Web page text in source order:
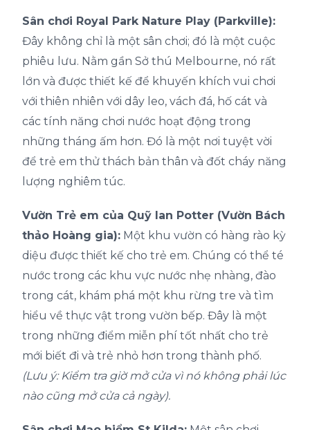
Sân chơi Royal Park Nature Play (Parkville):
Đây không chỉ là một sân chơi; đó là một cuộc
phiêu lưu. Nằm gần Sở thú Melbourne, nó rất
lớn và được thiết kế để khuyến khích vui chơi
với thiên nhiên với dây leo, vách đá, hố cát và
các tính năng chơi nước hoạt động trong
những tháng ấm hơn. Đó là một nơi tuyệt vời
để trẻ em thử thách bản thân và đốt cháy năng
lượng nghiêm túc.
Vườn Trẻ em của Quỹ Ian Potter (Vườn Bách
thảo Hoàng gia): Một khu vườn có hàng rào kỳ
diệu được thiết kế cho trẻ em. Chúng có thể té
nước trong các khu vực nước nhẹ nhàng, đào
trong cát, khám phá một khu rừng tre và tìm
hiểu về thực vật trong vườn bếp. Đây là một
trong những điểm miễn phí tốt nhất cho trẻ
mới biết đi và trẻ nhỏ hơn trong thành phố.
(Lưu ý: Kiểm tra giờ mở cửa vì nó không phải lúc
nào cũng mở cửa cả ngày).